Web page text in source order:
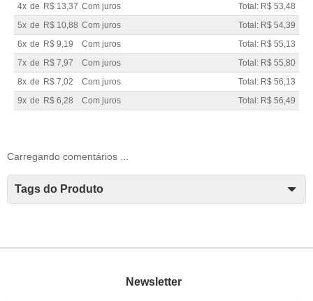
4x de R$ 13,37 Com juros
Total: R$ 53,48
5x de R$ 10,88 Com juros
Total: R$ 54,39
6x de R$ 9,19 Com juros
Total: R$ 55,13
7x de R$ 7,97 Com juros
Total: R$ 55,80
8x de R$ 7,02 Com juros
Total: R$ 56,13
9x de R$ 6,28 Com juros Total: R$ 56,49
Carregando comentários ...
Tags do Produto
Newsletter